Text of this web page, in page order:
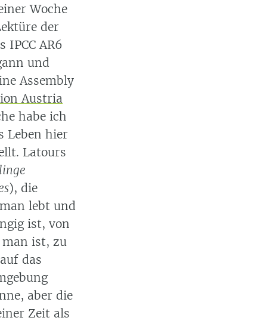
Woche
der
IPCC AR6
und
Assembly
Austria
habe ich
Leben hier
Latours
), die
lebt und
ist, von
man ist, zu
das
aber die
Zeit als